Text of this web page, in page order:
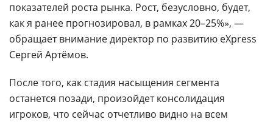
показателей роста рынка. Рост, безусловно, будет,
как я ранее прогнозировал, в рамках 20–25%», —
обращает внимание директор по развитию eXpress
Сергей Артёмов.
После того, как стадия насыщения сегмента
останется позади, произойдет консолидация
игроков, что сейчас отчетливо видно на всем